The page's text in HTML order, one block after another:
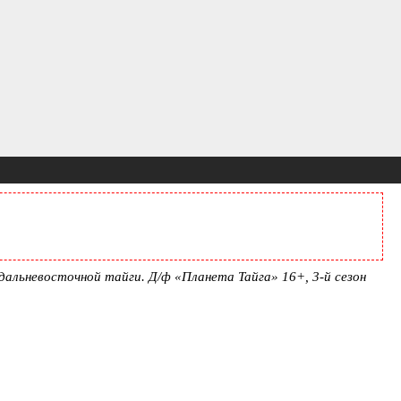
тайги. Д/ф «Планета Тайга» 16+, 3-й сезон